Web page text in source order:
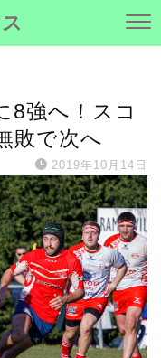
8強へ！スコ
敗で次へ
2019年10月14日